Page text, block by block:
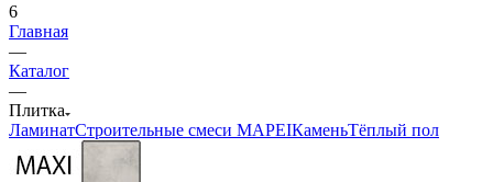
6
Главная
—
Каталог
—
Плитка
ЛаминатСтроительные смеси MAPEIКаменьТёплый пол